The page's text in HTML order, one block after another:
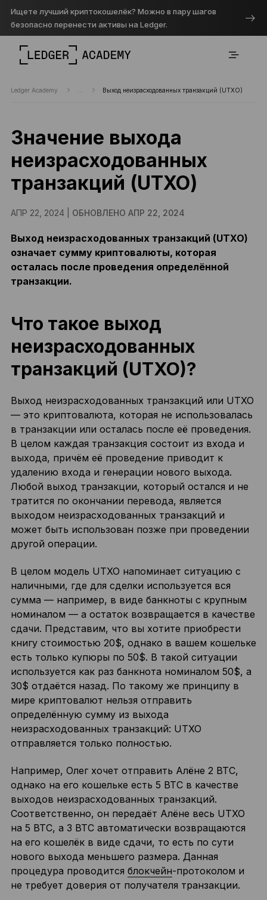
Ищете лучший криптокошелёк? Можно в пару шагов
безопасно перенести активы на Ledger.
Ledger Academy Выход неизрасходованных транзакций (UTXO)
Значение выхода
неизрасходованных
транзакций (UTXO)
АПР 22, 2024 | ОБНОВЛЕНО АПР 22, 2024
Выход неизрасходованных транзакций (UTXO)
означает сумму криптовалюты, которая
осталась после проведения определённой
транзакции.
Что такое выход
неизрасходованных
транзакций (UTXO)?
Выход неизрасходованных транзакций или UTXO
— это криптовалюта, которая не использовалась
в транзакции или осталась после её проведения.
В целом каждая транзакция состоит из входа и
выхода, причём её проведение приводит к
удалению входа и генерации нового выхода.
Любой выход транзакции, который остался и не
тратится по окончании перевода, является
выходом неизрасходованных транзакций и
может быть использован позже при проведении
другой операции.
В целом модель UTXO напоминает ситуацию с
наличными, где для сделки используется вся
сумма — например, в виде банкноты с крупным
номиналом — а остаток возвращается в качестве
сдачи. Представим, что вы хотите приобрести
книгу стоимостью 20$, однако в вашем кошельке
есть только купюры по 50$. В такой ситуации
используется как раз банкнота номиналом 50$, а
30$ отдаётся назад. По такому же принципу в
мире криптовалют нельзя отправить
определённую сумму из выхода
неизрасходованных транзакций: UTXO
отправляется только полностью.
Например, Олег хочет отправить Алёне 2 BTC,
однако на его кошельке есть 5 BTC в качестве
выходов неизрасходованных транзакций.
Соответственно, он передаёт Алёне весь UTXO
на 5 BTC, а 3 BTC автоматически возвращаются
на его кошелёк в виде сдачи, то есть по сути
нового выхода меньшего размера. Данная
процедура проводится блокчейн-протоколом и
не требует доверия от получателя транзакции.